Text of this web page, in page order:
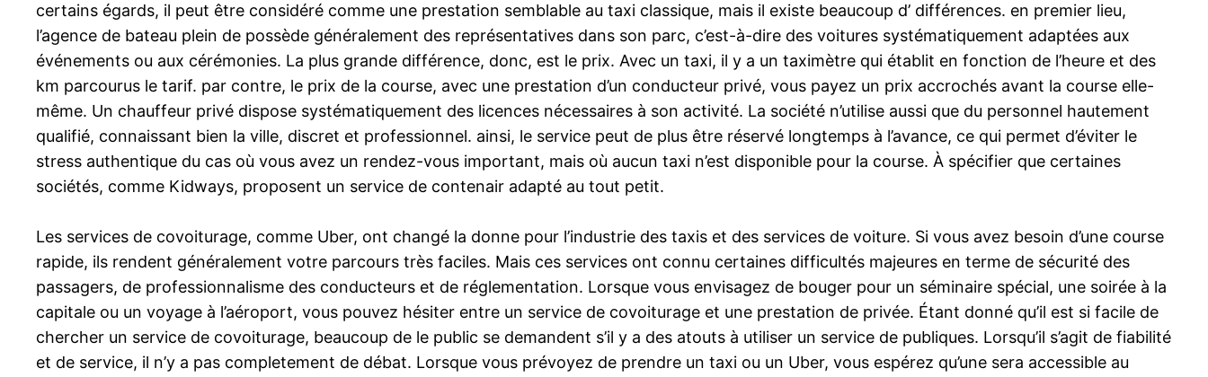
certains égards, il peut être considéré comme une prestation semblable au taxi classique, mais il existe beaucoup d’ différences. en premier lieu,
l’agence de bateau plein de possède généralement des représentatives dans son parc, c’est-à-dire des voitures systématiquement adaptées aux
événements ou aux cérémonies. La plus grande différence, donc, est le prix. Avec un taxi, il y a un taximètre qui établit en fonction de l’heure et des
km parcourus le tarif. par contre, le prix de la course, avec une prestation d’un conducteur privé, vous payez un prix accrochés avant la course elle-
même. Un chauffeur privé dispose systématiquement des licences nécessaires à son activité. La société n’utilise aussi que du personnel hautement
qualifié, connaissant bien la ville, discret et professionnel. ainsi, le service peut de plus être réservé longtemps à l’avance, ce qui permet d’éviter le
stress authentique du cas où vous avez un rendez-vous important, mais où aucun taxi n’est disponible pour la course. À spécifier que certaines
sociétés, comme Kidways, proposent un service de contenair adapté au tout petit.
Les services de covoiturage, comme Uber, ont changé la donne pour l’industrie des taxis et des services de voiture. Si vous avez besoin d’une course
rapide, ils rendent généralement votre parcours très faciles. Mais ces services ont connu certaines difficultés majeures en terme de sécurité des
passagers, de professionnalisme des conducteurs et de réglementation. Lorsque vous envisagez de bouger pour un séminaire spécial, une soirée à la
capitale ou un voyage à l’aéroport, vous pouvez hésiter entre un service de covoiturage et une prestation de privée. Étant donné qu’il est si facile de
chercher un service de covoiturage, beaucoup de le public se demandent s’il y a des atouts à utiliser un service de publiques. Lorsqu’il s’agit de fiabilité
et de service, il n’y a pas completement de débat. Lorsque vous prévoyez de prendre un taxi ou un Uber, vous espérez qu’une sera accessible au